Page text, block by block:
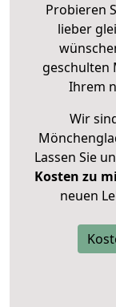
Probieren
lieber
geschulten
Ihrem
Wir
Lassen Sie
Kosten zu
neuen